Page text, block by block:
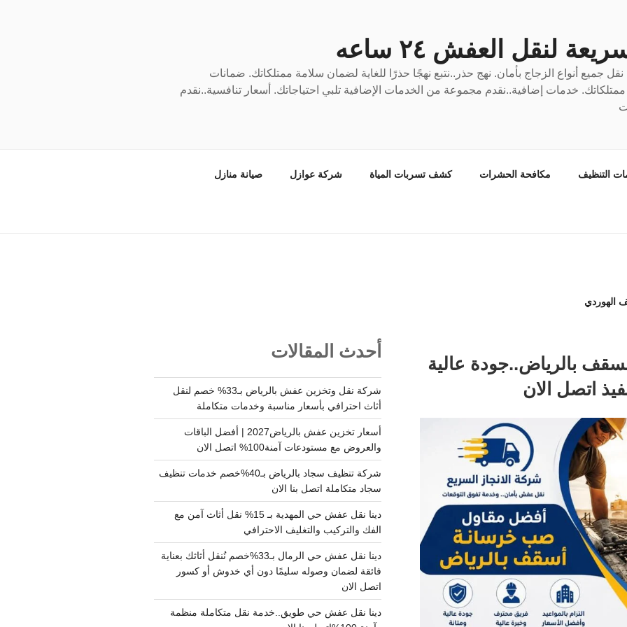
لنقل العفش ٢٤ ساعه
جميع أنواع الزجاج بأمان. نهج حذر..نتبع نهجًا حذرًا للغاية لضمان سلامة ممتلكاتك. ضمانات
خدمات إضافية..نقدم مجموعة من الخدمات الإضافية تلبي احتياجاتك. أسعار تنافسية..نقدم
التنظيف مكافحة الحشرات كشف تسربات المياة شركة عوازل صيانة منازل
الهوردي
بالرياض..جودة عالية
أحدث المقالات
شركة نقل وتخزين عفش بالرياض بـ33% خصم لنقل
أثاث احترافي بأسعار مناسبة وخدمات متكاملة
أسعار تخزين عفش بالرياض2027 | أفضل الباقات
والعروض مع مستودعات آمنة100% اتصل الان
شركة تنظيف سجاد بالرياض بـ40%خصم خدمات تنظيف
سجاد متكاملة اتصل بنا الان
دينا نقل عفش حي المهدية بـ 15% نقل أثاث آمن مع
الفك والتركيب والتغليف الاحترافي
دينا نقل عفش حي الرمال بـ33%خصم نُنقل أثاثك بعناية
فائقة لضمان وصوله سليمًا دون أي خدوش أو كسور
اتصل الان
دينا نقل عفش حي طويق..خدمة نقل متكاملة منظمة